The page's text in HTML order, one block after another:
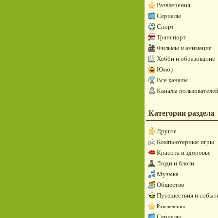
Развлечения
Сериалы
Спорт
Транспорт
Фильмы и анимация
Хобби и образование
Юмор
Все каналы
Каналы пользователей
Категории раздела
Другое
Компьютерные игры
Красота и здоровье
Люди и блоги
Музыка
Общество
Путешествия и
Развлечения